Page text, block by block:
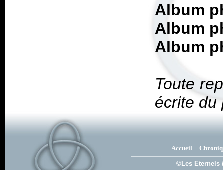
Album
Album
Album
Toute
écrite du
Accueil
©Les Eternels